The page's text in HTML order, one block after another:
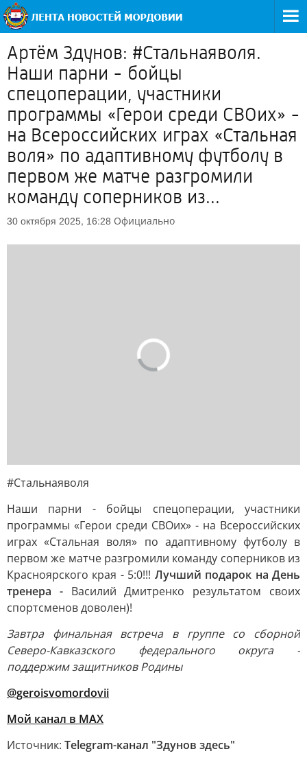
Артём Здунов: #Стальнаяволя.
Наши парни - бойцы
спецоперации, участники
программы «Герои среди СВОих» -
на Всероссийских играх «Стальная
воля» по адаптивному футболу в
первом же матче разгромили
команду соперников из...
30 октября 2025, 16:28 Официально
#Стальнаяволя
Наши парни - бойцы спецоперации, участники
программы «Герои среди СВОих» - на Всероссийских
играх «Стальная воля» по адаптивному футболу в
первом же матче разгромили команду соперников из
Красноярского края - 5:0!!! Лучший подарок на День
тренера -Василий Дмитренко результатом своих
спортсменов доволен)!
Завтра финальная встреча в группе со сборной
Северо-Кавказского федерального округа -
поддержим защитников Родины
@geroisvomordovii
Мой канал в MAX
Источник: Telegram-канал "Здунов здесь"